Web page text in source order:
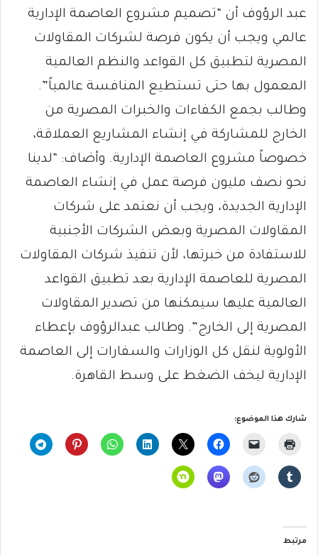
عبد الرؤوف أن “تصميم مشروع العاصمة الإدارية
عالمي ويجب أن يكون فرصة لشركات المقاولات
المصرية لتطبيق كل القواعد والنظم العالمية
المعمول بها حتى تستطيع المنافسة عالمياً”.
وطالب بجمع الكفاءات والخبرات المصرية من
الخارج للمشاركة في إنشاء المشاريع العملاقة،
خصوصاً مشروع العاصمة الإدارية. وأضاف: “لدينا
نحو نصف مليون فرصة عمل في إنشاء العاصمة
الإدارية الجديدة، ويجب أن نعتمد على شركات
المقاولات المصرية وبعض الشركات الأجنبية
للاستفادة من خبرتها، لأن تنفيذ شركات المقاولات
المصرية للعاصمة الإدارية بعد تطبيق القواعد
العالمية عليها سيمكنها من تصدير المقاولات
المصرية إلى الخارج”. وطالب عبدالرؤوف بإعطاء
الأولوية لنقل كل الوزارات والسفارات إلى العاصمة
الإدارية ليخف الضغط على وسط القاهرة.
شارك هذا الموضوع:
مرتبط